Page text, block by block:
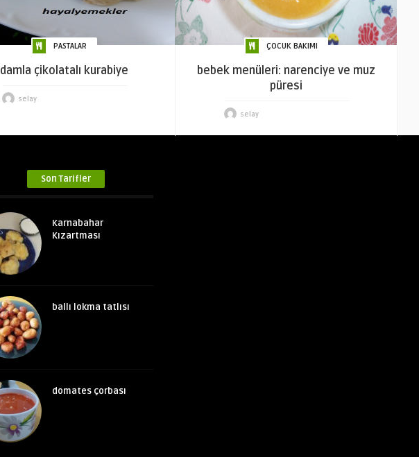
PASTALAR
damla çikolatalı kurabiye
selay
ÇOCUK BAKIMI
bebek menüleri: narenciye ve muz
püresi
selay
Son Tarifler
Karnabahar
Kızartması
ballı lokma tatlısı
domates çorbası